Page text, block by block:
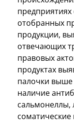
предприятиях
отобранных
продукции,
отвечающих
правовых
продуктах
палочки
наличие
сальмонеллы,
соматические